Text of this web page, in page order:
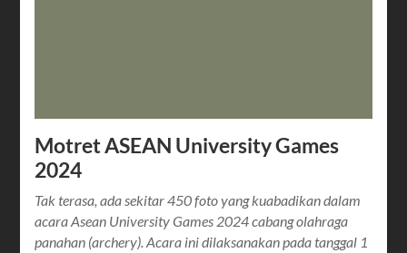
Motret ASEAN University Games
2024
Tak terasa, ada sekitar 450 foto yang kuabadikan dalam
acara Asean University Games 2024 cabang olahraga
panahan (archery). Acara ini dilaksanakan pada tanggal 1